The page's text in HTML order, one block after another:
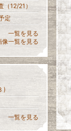
（12/21）
定
一覧を見る
像一覧を見る
)
一覧を見る